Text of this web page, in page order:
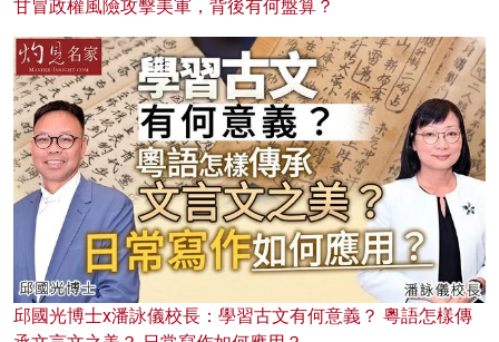
甘冒政權風險攻擊美軍，背後有何盤算？
邱國光博士x潘詠儀校長：學習古文有何意義？ 粵語怎樣傳